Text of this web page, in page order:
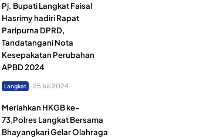
Pj. Bupati Langkat Faisal
Hasrimy hadiri Rapat
Paripurna DPRD,
Tandatangani Nota
Kesepakatan Perubahan
APBD 2024
Langkat 25 Juli 2024
Meriahkan HKGB ke-
73,Polres Langkat Bersama
Bhayangkari Gelar Olahraga